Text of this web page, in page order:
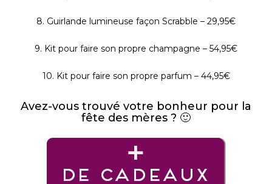
8. Guirlande lumineuse façon Scrabble – 29,95€
9. Kit pour faire son propre champagne – 54,95€
10. Kit pour faire son propre parfum – 44,95€
Avez-vous trouvé votre bonheur pour la
fête des mères ? 🙂